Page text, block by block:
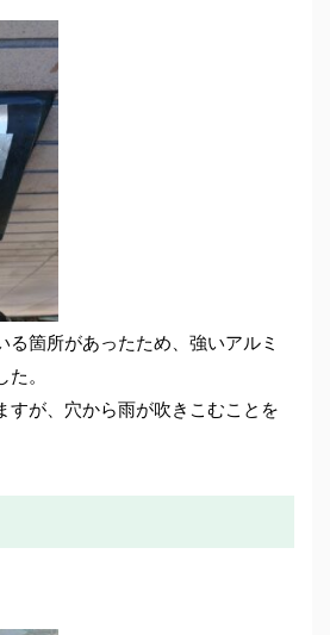
る箇所があったため、強いアルミ
。
すが、穴から雨が吹きこむことを